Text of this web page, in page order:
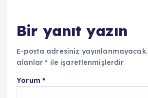
Bir yanıt yazın
E-posta adresiniz yayınlanmayacak.
alanlar* ile işaretlenmişlerdir
Yorum *